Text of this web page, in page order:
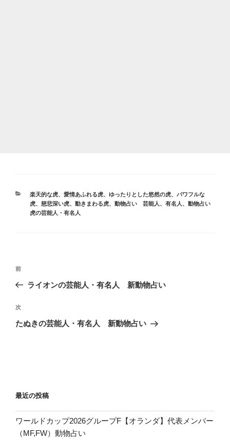
カ
テ
ゴ
楽天的な虎、 愛情あふれる虎、 ゆったりとした悠然の虎、 パワフルな
虎、 慈悲深い虎、 動きまわる虎、 動物占い 芸能人、有名人 、 動物占い
虎の芸能人・有名人
投
ビ
ゲ
前
の
稿
前
ライオンの芸能人・有名人 新動物占い
次
の
次
たぬきの芸能人・有名人 新動物占い
最近の投稿
ワールドカップ2026グループF【オランダ】代表メンバー
（MF,FW）動物占い